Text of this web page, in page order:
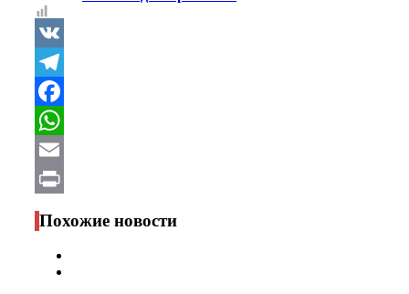
VK
Telegram
Facebook
WhatsApp
Email
Print
Похожие новости